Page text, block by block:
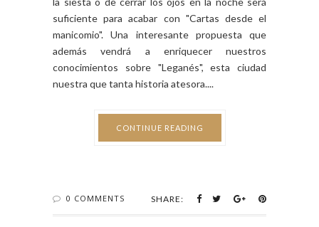
suficiente para acabar con "Cartas desde el
manicomio". Una interesante propuesta que
además vendrá a enriquecer nuestros
conocimientos sobre "Leganés", esta ciudad
nuestra que tanta historia atesora....
CONTINUE READING
0 COMMENTS SHARE: